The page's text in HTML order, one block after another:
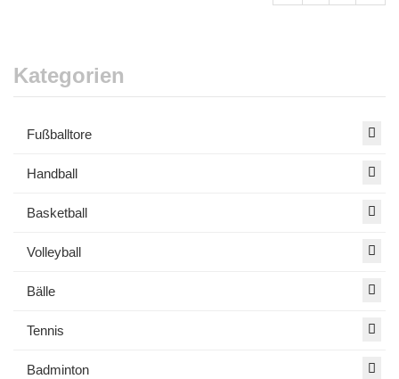
Kategorien
Fußballtore
Handball
Basketball
Volleyball
Bälle
Tennis
Badminton